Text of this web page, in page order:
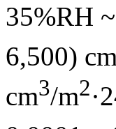
35%RH
6,500) cm
cm3/m2